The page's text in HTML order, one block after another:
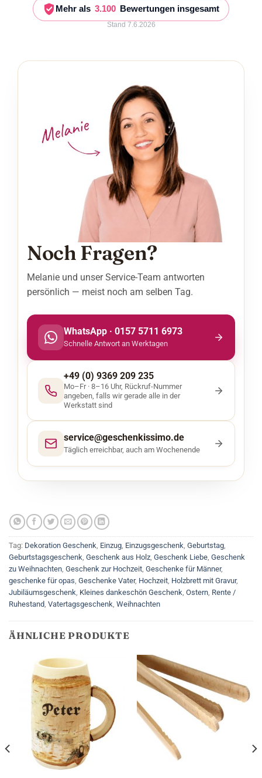
Mehr als 3.100 Bewertungen insgesamt
Stand 7.6.2026
Noch Fragen?
Melanie und unser Service-Team antworten
persönlich — meist noch am selben Tag.
WhatsApp · 0157 5711 6973
Schnelle Antwort an Werktagen
+49 (0) 9369 209 235
Mo–Fr · 8–16 Uhr, Rückruf-Nummer
angeben, falls wir gerade alle in der
Werkstatt sind
service@geschenkissimo.de
Täglich erreichbar, auch am Wochenende
Tag: Dekoration Geschenk Einzug Einzugsgeschenk Geburtstag
Geburtstagsgeschenk Geschenk aus Holz Geschenk Liebe Geschenk
zu Weihnachten Geschenk zur Hochzeit Geschenke für Männer,
geschenke für opas Geschenke Vater, Hochzeit Holzbrett mit Gravur,
Jubiläumsgeschenk Kleines dankeschön Geschenk Ostern Rente /
Ruhestand Vatertagsgeschenk Weihnachten
ÄHNLICHE PRODUKTE